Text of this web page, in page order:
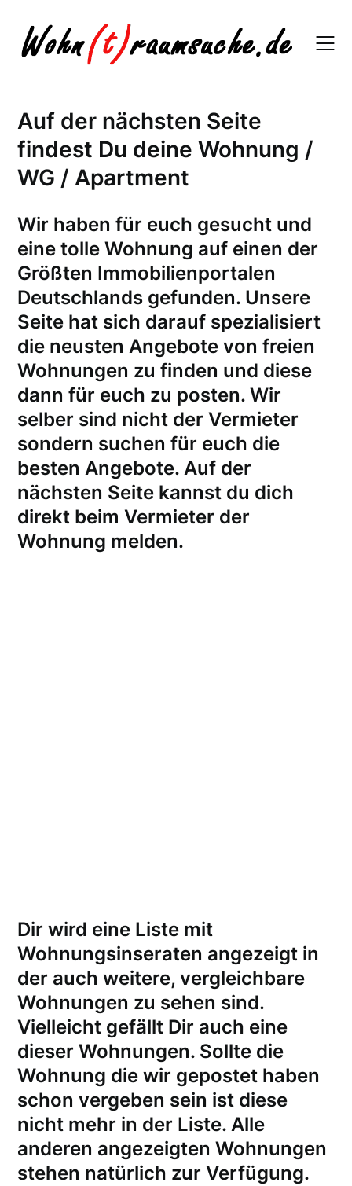
content
Auf der nächsten Seite
findest Du deine Wohnung /
WG / Apartment
Wir haben für euch gesucht und
eine tolle Wohnung auf einen der
Größten Immobilienportalen
Deutschlands gefunden. Unsere
Seite hat sich darauf spezialisiert
die neusten Angebote von freien
Wohnungen zu finden und diese
dann für euch zu posten. Wir
selber sind nicht der Vermieter
sondern suchen für euch die
besten Angebote. Auf der
nächsten Seite kannst du dich
direkt beim Vermieter der
Wohnung melden.
Dir wird eine Liste mit
Wohnungsinseraten angezeigt in
der auch weitere, vergleichbare
Wohnungen zu sehen sind.
Vielleicht gefällt Dir auch eine
dieser Wohnungen. Sollte die
Wohnung die wir gepostet haben
schon vergeben sein ist diese
nicht mehr in der Liste. Alle
anderen angezeigten Wohnungen
stehen natürlich zur Verfügung.